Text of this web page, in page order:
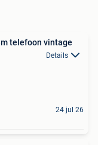
telefoon vintage
Details
24 jul 26